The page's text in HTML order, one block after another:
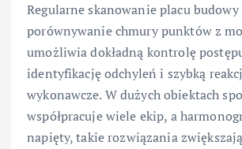
Regularne skanowanie placu budowy
porównywanie chmury punktów z
umożliwia dokładną kontrolę
identyfikację odchyleń i szybką
wykonawcze. W dużych obiektach
współpracuje wiele ekip, a
napięty, takie rozwiązania